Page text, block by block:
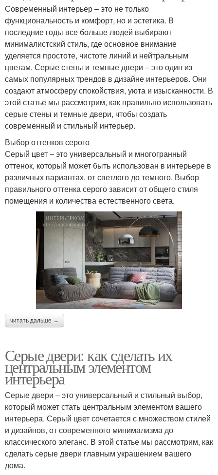
Современный интерьер – это не только
функциональность и комфорт, но и эстетика. В
последние годы все больше людей выбирают
минималистский стиль, где основное внимание
уделяется простоте, чистоте линий и нейтральным
цветам. Серые стены и темные двери – это один из
самых популярных трендов в дизайне интерьеров. Они
создают атмосферу спокойствия, уюта и изысканности. В
этой статье мы рассмотрим, как правильно использовать
серые стены и темные двери, чтобы создать
современный и стильный интерьер.
Выбор оттенков серого
Серый цвет – это универсальный и многогранный
оттенок, который может быть использован в интерьере в
различных вариантах. от светлого до темного. Выбор
правильного оттенка серого зависит от общего стиля
помещения и количества естественного света.
читать дальше →
Серые двери: как сделать их
центральным элементом
интерьера
Серые двери – это универсальный и стильный выбор,
который может стать центральным элементом вашего
интерьера. Серый цвет сочетается с множеством стилей
и дизайнов, от современного минимализма до
классического элеганс. В этой статье мы рассмотрим, как
сделать серые двери главным украшением вашего
дома.